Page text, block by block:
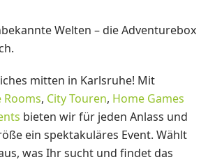
Welten – die Adventurebox
mitten in Karlsruhe! Mit
Rooms, City Touren, Home Games
bieten wir für jeden Anlass und
ein spektakuläres Event. Wählt
was Ihr sucht und findet das